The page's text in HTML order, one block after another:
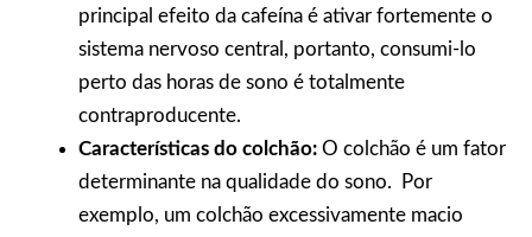
principal efeito da cafeína é ativar fortemente o
sistema nervoso central, portanto, consumi-lo
perto das horas de sono é totalmente
contraproducente.
Características do colchão: O colchão é um fator
determinante na qualidade do sono. Por
exemplo, um colchão excessivamente macio